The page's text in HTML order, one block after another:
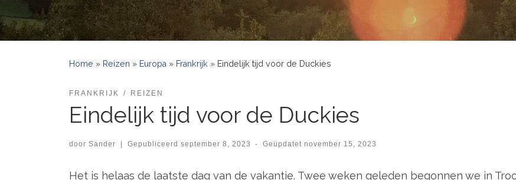
Home » Reizen » Europa » Frankrijk » Eindelijk tijd voor de Duckies
FRANKRIJK REIZEN
Eindelijk tijd voor de Duckies
door Sander Gepubliceerd september 8, 2023 - Geüpdatetnovember 15, 2023
Het is helaas de laatste dag van de vakantie. Twee weken geleden begonnen we in